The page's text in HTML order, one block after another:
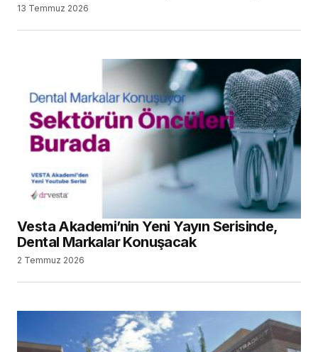
13 Temmuz 2026
Vesta Akademi’nin Yeni Yayın Serisinde,
Dental Markalar Konuşacak
2 Temmuz 2026